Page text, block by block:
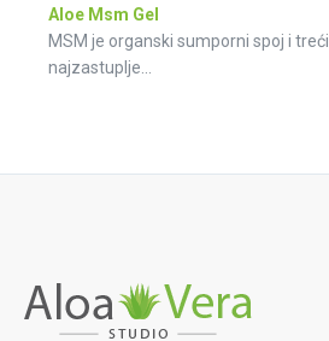
Aloe Msm Gel
MSM je organski sumporni spoj i treći
najzastuplje...